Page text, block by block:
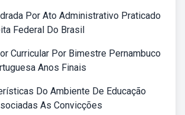
Por Ato Administrativo Praticado
Federal Do Brasil
Curricular Por Bimestre Pernambuco
Anos Finais
Do Ambiente De Educação
As Convicções